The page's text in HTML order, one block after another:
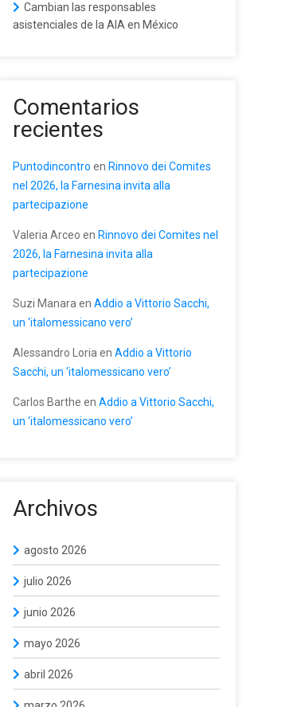
Cambian las responsables
asistenciales de la AIA en México
Comentarios
recientes
Puntodincontro en Rinnovo dei Comites
nel 2026, la Farnesina invita alla
partecipazione
Valeria Arceo en Rinnovo dei Comites nel
2026, la Farnesina invita alla
partecipazione
Suzi Manara en Addio a Vittorio Sacchi,
un ‘italomessicano vero’
Alessandro Loria en Addio a Vittorio
Sacchi, un ‘italomessicano vero’
Carlos Barthe en Addio a Vittorio Sacchi,
un ‘italomessicano vero’
Archivos
agosto 2026
julio 2026
junio 2026
mayo 2026
abril 2026